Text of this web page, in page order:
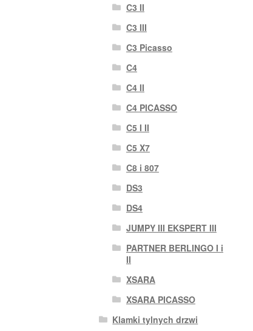
C3 II
C3 III
C3 Picasso
C4
C4 II
C4 PICASSO
C5 I II
C5 X7
C8 i 807
DS3
DS4
JUMPY III EKSPERT III
PARTNER BERLINGO I i
II
XSARA
XSARA PICASSO
Klamki tylnych drzwi